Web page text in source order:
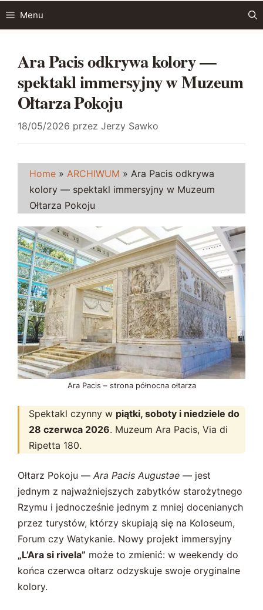
Menu
Ara Pacis odkrywa kolory —
spektakl immersyjny w Muzeum
Ołtarza Pokoju
18/05/2026 przez Jerzy Sawko
Home » ARCHIWUM » Ara Pacis odkrywa
kolory — spektakl immersyjny w Muzeum
Ołtarza Pokoju
Ara Pacis – strona północna ołtarza
Spektakl czynny w piątki, soboty i niedziele do
28 czerwca 2026. Muzeum Ara Pacis, Via di
Ripetta 180.
Ołtarz Pokoju — Ara Pacis Augustae — jest
jednym z najważniejszych zabytków starożytnego
Rzymu i jednocześnie jednym z mniej docenianych
przez turystów, którzy skupiają się na Koloseum,
Forum czy Watykanie. Nowy projekt immersyjny
„L’Ara si rivela” może to zmienić: w weekendy do
końca czerwca ołtarz odzyskuje swoje oryginalne
kolory.